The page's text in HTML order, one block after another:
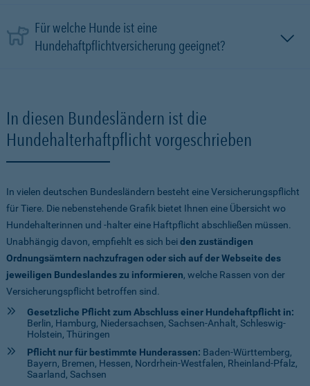
Für welche Hunde ist eine
Hundehaftpflichtversicherung geeignet?
In diesen Bundesländern ist die
Hundehalterhaftpflicht vorgeschrieben
In vielen deutschen Bundesländern besteht eine Versicherungspflicht
für Tiere. Die nebenstehende Grafik bietet Ihnen eine Übersicht wo
Hundehalterinnen und -halter eine Haftpflicht abschließen müssen.
Unabhängig davon, empfiehlt es sich beiden zuständigen
Ordnungsämtern nachzufragen oder sich auf der Webseite des
jeweiligen Bundeslandes zu informieren, welche Rassen von der
Versicherungspflicht betroffen sind.
Gesetzliche Pflicht zum Abschluss einer Hundehaftpflicht in:
Berlin, Hamburg, Niedersachsen, Sachsen-Anhalt, Schleswig-
Holstein, Thüringen
Pflicht nur für bestimmte Hunderassen: Baden-Württemberg,
Bayern, Bremen, Hessen, Nordrhein-Westfalen, Rheinland-Pfalz,
Saarland, Sachsen